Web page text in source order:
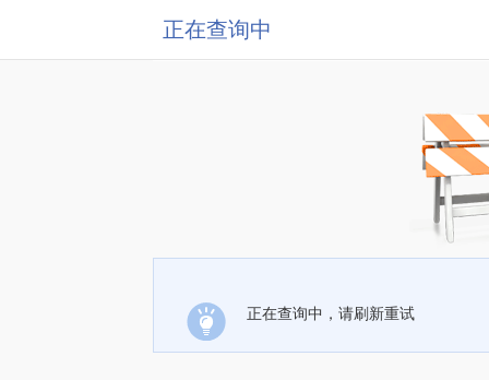
正在查询中
正在查询中，请刷新重试